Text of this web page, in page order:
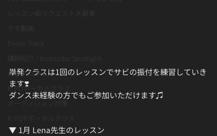
ダンスコラム
K-POボーカルクラス
単発クラスは1回のレッスンでサビの振付を練習していき
ます❣️
ダンス未経験の方でもご参加いただけます♫
▼ 1月 Lena先生のレッスン